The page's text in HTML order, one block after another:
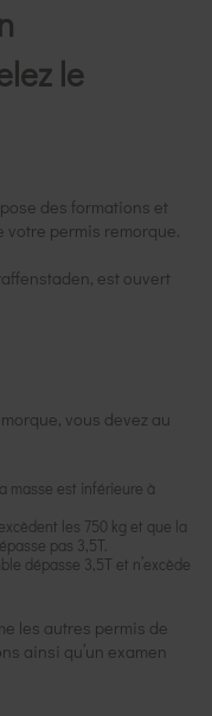
le
des formations et
votre permis remorque.
est ouvert
vous devez au
masse est inférieure à
les 750 kg et que la
pas 3,5T.
dépasse 3,5T et n’excède
les autres permis de
ainsi qu’un examen